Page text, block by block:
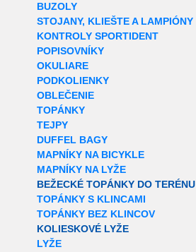
BUZOLY
STOJANY, KLIEŠTE A LAMPIÓNY
KONTROLY SPORTIDENT
POPISOVNÍKY
OKULIARE
PODKOLIENKY
OBLEČENIE
TOPÁNKY
TEJPY
DUFFEL BAGY
MAPNÍKY NA BICYKLE
MAPNÍKY NA LYŽE
BEŽECKÉ TOPÁNKY DO TERÉNU
TOPÁNKY S KLINCAMI
TOPÁNKY BEZ KLINCOV
KOLIESKOVÉ LYŽE
LYŽE